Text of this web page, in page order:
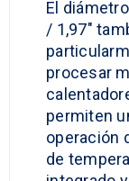
El
/ 1,97″
procesar
permiten
operación
de